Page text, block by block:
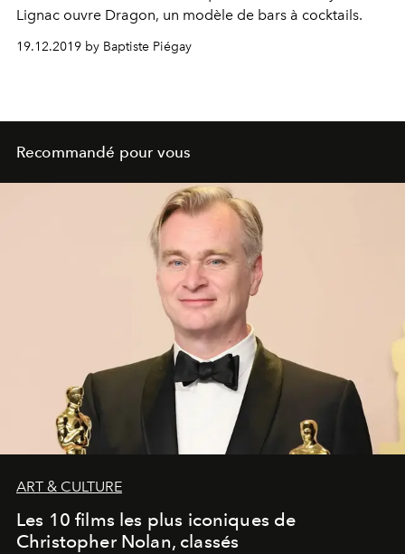
Lignac ouvre Dragon, un modèle de bars à cocktails.
19.12.2019 by Baptiste Piégay
Recommandé pour vous
ART & CULTURE
Les 10 films les plus iconiques de
Christopher Nolan, classés